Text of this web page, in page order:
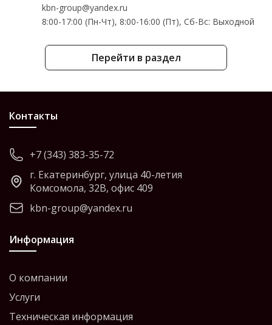
Перейти в раздел
kbn-group@yandex.ru
8:00-17:00 (Пн-Чт), 8:00-16:00 (Пт), Cб-Вс: Выходной
Контакты
+7 (343) 383-35-72
г. Екатеринбург, улица 40-летия
Комсомола, 32В, офис 409
kbn-group@yandex.ru
Информация
О компании
Услуги
Техническая информация